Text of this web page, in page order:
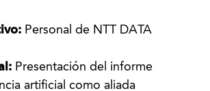
Personal de NTT DATA
Presentación del informe
artificial como aliada